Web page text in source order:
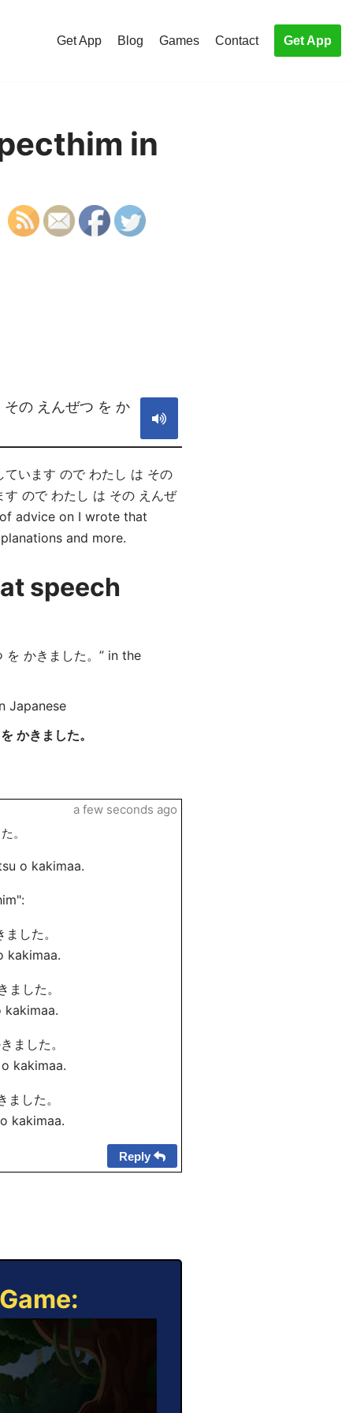
Get App Blog Games Contact Get App
in
の えんぜつ を か
います ので わたし は その
ので わたし は その えんぜ
advice on I wrote that
and more.
speech
かきました。” in the
Japanese
かきました。
。
o kakimaa.
した。
kakimaa.
した。
kakimaa.
ました。
kakimaa.
した。
kakimaa.
a few seconds ago
Reply